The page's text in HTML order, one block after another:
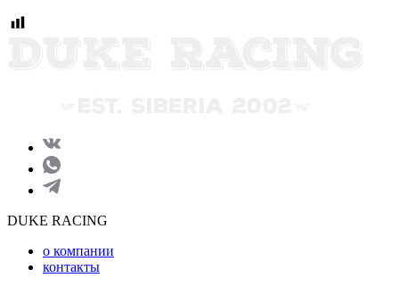
DUKE RACING
о компании
контакты